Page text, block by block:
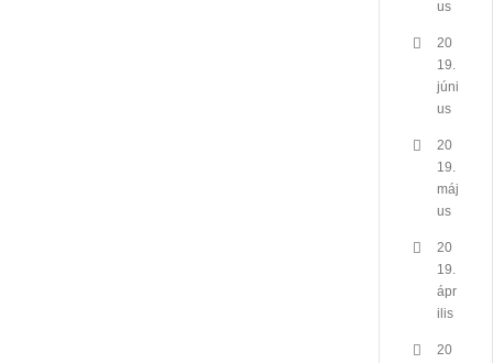
us
20
19.
júni
us
20
19.
máj
us
20
19.
ápr
ilis
20